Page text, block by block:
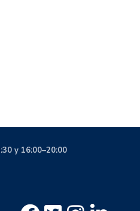
y 16:00–20:00